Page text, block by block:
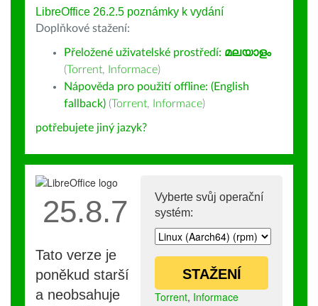
LibreOffice 26.2.5 poznámky k vydání
Doplňkové stažení:
Přeložené uživatelské prostředí: മലയാളം
(Torrent, Informace)
Nápověda pro použití offline: (English
fallback) (Torrent, Informace)
potřebujete jiný jazyk?
Vyberte svůj operační
systém:
STAŽENÍ
Torrent, Informace
25.8.7
Tato verze je
poněkud starší
a neobsahuje